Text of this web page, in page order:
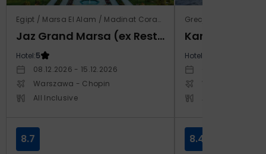
Egipt / Marsa El Alam / Madinat Coraya
Jaz Grand Marsa (ex Resta Grand Resort)
Hotel:5
08.12.2026 - 15.12.2026
Warszawa - Chopin
All Inclusive
8.7
Grecja / Samos /
Kampos
Hotel:
Warszawa -
8.4